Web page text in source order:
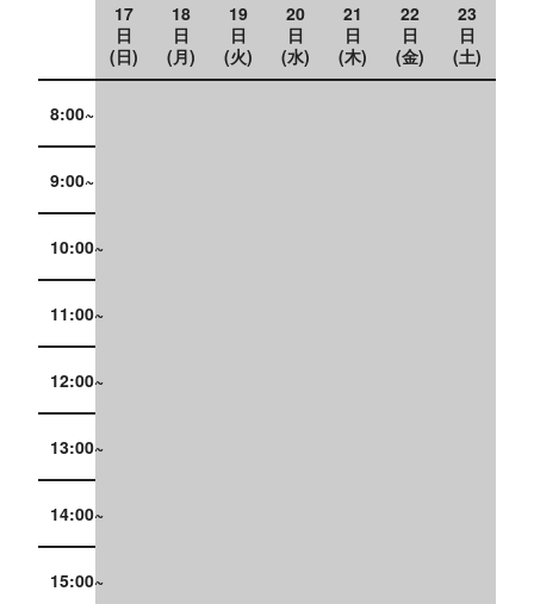
17
日
(日)
18
日
(月)
19
日
(火)
20
日
(水)
21
日
(木)
22
日
(金)
23
日
(土)
8:00~
9:00~
10:00~
11:00~
12:00~
13:00~
14:00~
15:00~